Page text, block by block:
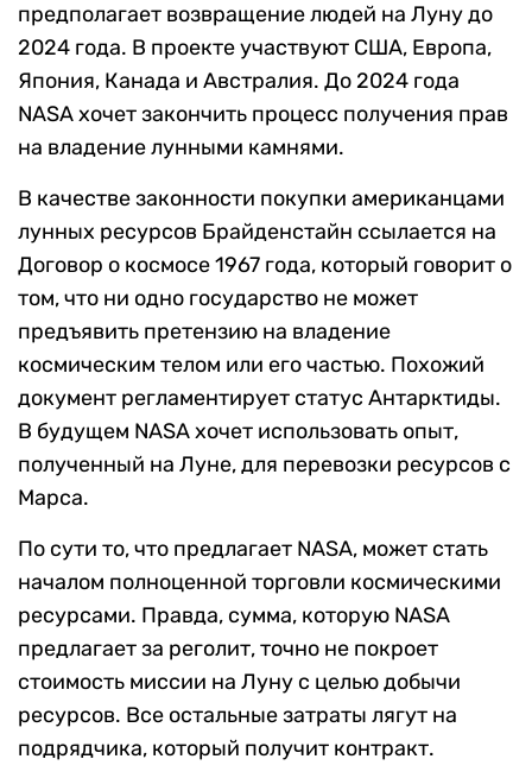
предполагает возвращение людей на Луну до
2024 года. В проекте участвуют США, Европа,
Япония, Канада и Австралия. До 2024 года
NASA хочет закончить процесс получения прав
на владение лунными камнями.
В качестве законности покупки американцами
лунных ресурсов Брайденстайн ссылается на
Договор о космосе 1967 года, который говорит о
том, что ни одно государство не может
предъявить претензию на владение
космическим телом или его частью. Похожий
документ регламентирует статус Антарктиды.
В будущем NASA хочет использовать опыт,
полученный на Луне, для перевозки ресурсов с
Марса.
По сути то, что предлагает NASA, может стать
началом полноценной торговли космическими
ресурсами. Правда, сумма, которую NASA
предлагает за реголит, точно не покроет
стоимость миссии на Луну с целью добычи
ресурсов. Все остальные затраты лягут на
подрядчика, который получит контракт.